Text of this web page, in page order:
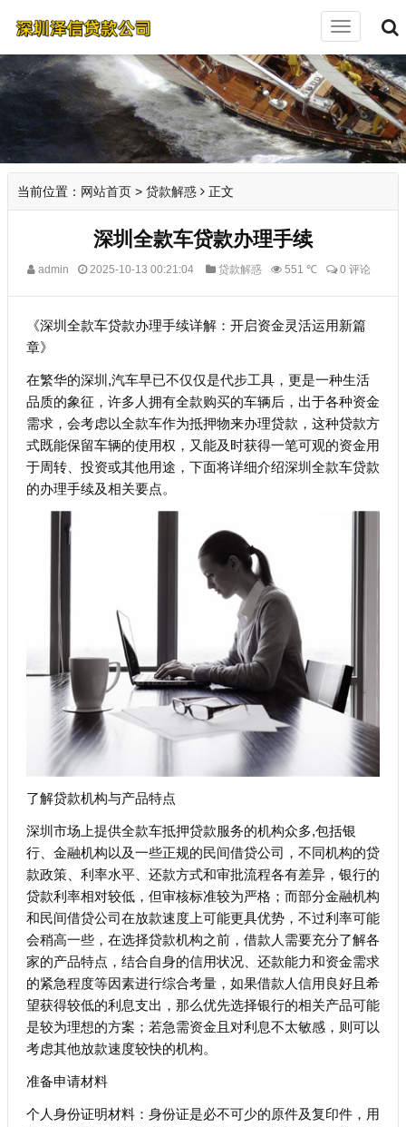
切
导
航
当前位置： 网站首页 > 贷款解惑 正文
深圳全款车贷款办理手续
admin 2025-10-13 00:21:04 贷款解惑 551 ℃ 0 评论
《深圳全款车贷款办理手续详解：开启资金灵活运用新篇
章》
在繁华的深圳,汽车早已不仅仅是代步工具，更是一种生活
品质的象征，许多人拥有全款购买的车辆后，出于各种资金
需求，会考虑以全款车作为抵押物来办理贷款，这种贷款方
式既能保留车辆的使用权，又能及时获得一笔可观的资金用
于周转、投资或其他用途，下面将详细介绍深圳全款车贷款
的办理手续及相关要点。
了解贷款机构与产品特点
深圳市场上提供全款车抵押贷款服务的机构众多,包括银
行、金融机构以及一些正规的民间借贷公司，不同机构的贷
款政策、利率水平、还款方式和审批流程各有差异，银行的
贷款利率相对较低，但审核标准较为严格；而部分金融机构
和民间借贷公司在放款速度上可能更具优势，不过利率可能
会稍高一些，在选择贷款机构之前，借款人需要充分了解各
家的产品特点，结合自身的信用状况、还款能力和资金需求
的紧急程度等因素进行综合考量，如果借款人信用良好且希
望获得较低的利息支出，那么优先选择银行的相关产品可能
是较为理想的方案；若急需资金且对利息不太敏感，则可以
考虑其他放款速度较快的机构。
准备申请材料
个人身份证明材料：身份证是必不可少的原件及复印件，用